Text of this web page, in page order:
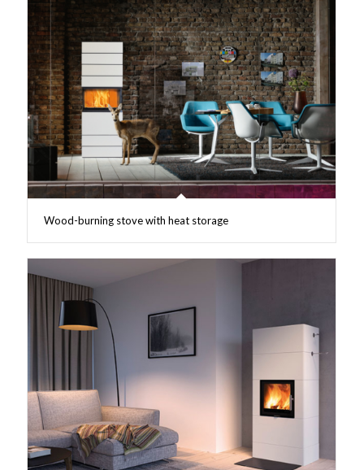
Wood-burning stove with heat storage